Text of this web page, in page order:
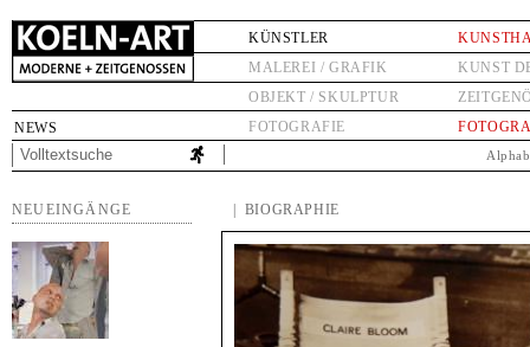
NEWS
KÜNSTLER
MALEREI / GRAFIK
OBJEKT / SKULPTUR
FOTOGRAFIE
KUNST
NEUEINGÄNGE | BIOGRAPHIE